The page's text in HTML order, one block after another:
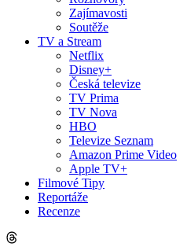
Zajímavosti
Soutěže
TV a Stream
Netflix
Disney+
Česká televize
TV Prima
TV Nova
HBO
Televize Seznam
Amazon Prime Video
Apple TV+
Filmové Tipy
Reportáže
Recenze